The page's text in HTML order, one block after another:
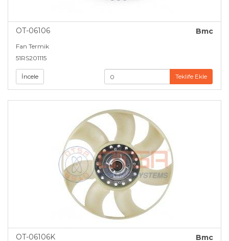
OT-06106 Bmc
Fan Termik
51RS201115
İncele Teklife Ekle
OT-06106K Bmc